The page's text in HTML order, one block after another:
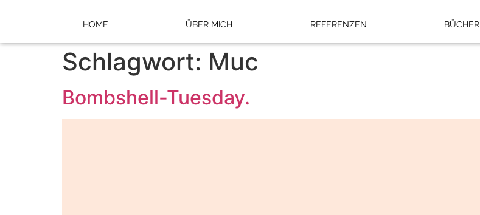
HOME ÜBER MICH REFERENZEN BÜCHER
Schlagwort: Muc
Bombshell-Tuesday.